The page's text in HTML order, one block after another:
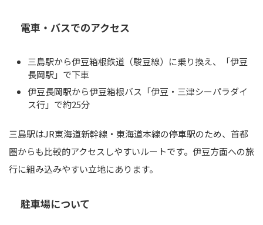
電車・バスでのアクセス
三島駅から伊豆箱根鉄道（駿豆線）に乗り換え、「伊豆
長岡駅」で下車
伊豆長岡駅から伊豆箱根バス「伊豆・三津シーパラダイ
ス行」で約25分
三島駅はJR東海道新幹線・東海道本線の停車駅のため、首都
圏からも比較的アクセスしやすいルートです。伊豆方面への旅
行に組み込みやすい立地にあります。
駐車場について